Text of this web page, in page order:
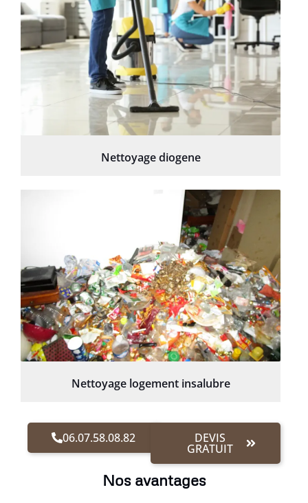
Nettoyage diogene
Nettoyage logement insalubre
06.07.58.08.82 DEVIS
GRATUIT
Nos avantages